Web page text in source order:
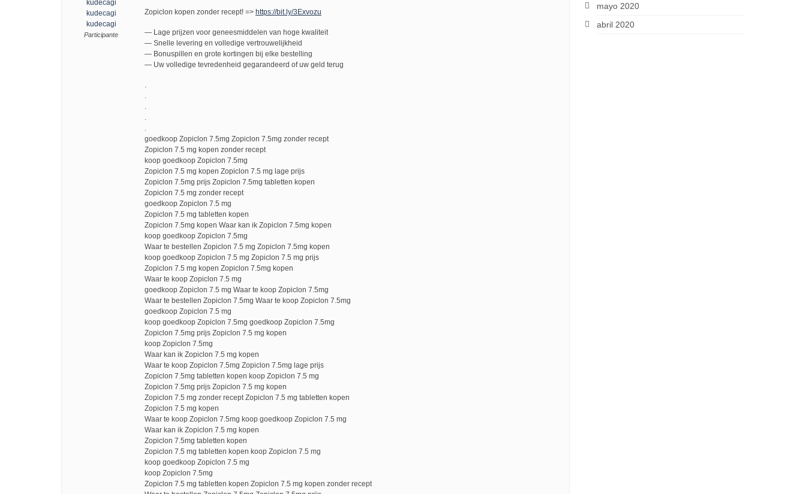
kudecagi
kudecagi
Participante
Zopiclon kopen zonder recept! => https://bit.ly/3Exvozu
— Lage prijzen voor geneesmiddelen van hoge kwaliteit
— Snelle levering en volledige vertrouwelijkheid
— Bonuspillen en grote kortingen bij elke bestelling
— Uw volledige tevredenheid gegarandeerd of uw geld terug
.
.
.
.
.
goedkoop Zopiclon 7.5mg Zopiclon 7.5mg zonder recept
Zopiclon 7.5 mg kopen zonder recept
koop goedkoop Zopiclon 7.5mg
Zopiclon 7.5 mg kopen Zopiclon 7.5 mg lage prijs
Zopiclon 7.5mg prijs Zopiclon 7.5mg tabletten kopen
Zopiclon 7.5 mg zonder recept
goedkoop Zopiclon 7.5 mg
Zopiclon 7.5 mg tabletten kopen
Zopiclon 7.5mg kopen Waar kan ik Zopiclon 7.5mg kopen
koop goedkoop Zopiclon 7.5mg
Waar te bestellen Zopiclon 7.5 mg Zopiclon 7.5mg kopen
koop goedkoop Zopiclon 7.5 mg Zopiclon 7.5 mg prijs
Zopiclon 7.5 mg kopen Zopiclon 7.5mg kopen
Waar te koop Zopiclon 7.5 mg
goedkoop Zopiclon 7.5 mg Waar te koop Zopiclon 7.5mg
Waar te bestellen Zopiclon 7.5mg Waar te koop Zopiclon 7.5mg
goedkoop Zopiclon 7.5 mg
koop goedkoop Zopiclon 7.5mg goedkoop Zopiclon 7.5mg
Zopiclon 7.5mg prijs Zopiclon 7.5 mg kopen
koop Zopiclon 7.5mg
Waar kan ik Zopiclon 7.5 mg kopen
Waar te koop Zopiclon 7.5mg Zopiclon 7.5mg lage prijs
Zopiclon 7.5mg tabletten kopen koop Zopiclon 7.5 mg
Zopiclon 7.5mg prijs Zopiclon 7.5 mg kopen
Zopiclon 7.5 mg zonder recept Zopiclon 7.5 mg tabletten kopen
Zopiclon 7.5 mg kopen
Waar te koop Zopiclon 7.5mg koop goedkoop Zopiclon 7.5 mg
Waar kan ik Zopiclon 7.5 mg kopen
Zopiclon 7.5mg tabletten kopen
Zopiclon 7.5 mg tabletten kopen koop Zopiclon 7.5 mg
koop goedkoop Zopiclon 7.5 mg
koop Zopiclon 7.5mg
Zopiclon 7.5 mg tabletten kopen Zopiclon 7.5 mg kopen zonder recept
mayo 2020
abril 2020